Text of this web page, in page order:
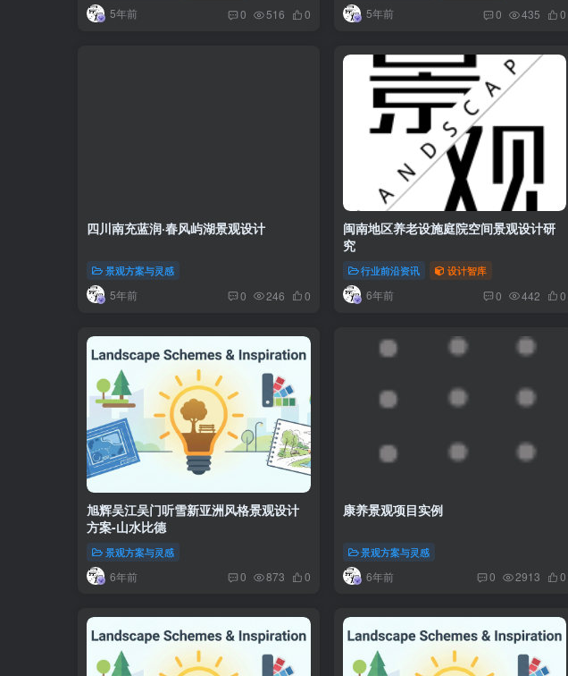
5年前 0 516 0 5年前 0 435 0
四川南充蓝润·春风屿湖景观设计
景观方案与灵感
5年前 0 246 0
闽南地区养老设施庭院空间景观设计研
究
行业前沿资讯 设计智库
6年前 0 442 0
旭辉吴江吴门听雪新亚洲风格景观设计
方案-山水比德
景观方案与灵感
6年前 0 873 0
康养景观项目实例
景观方案与灵感
6年前 0 2913 0